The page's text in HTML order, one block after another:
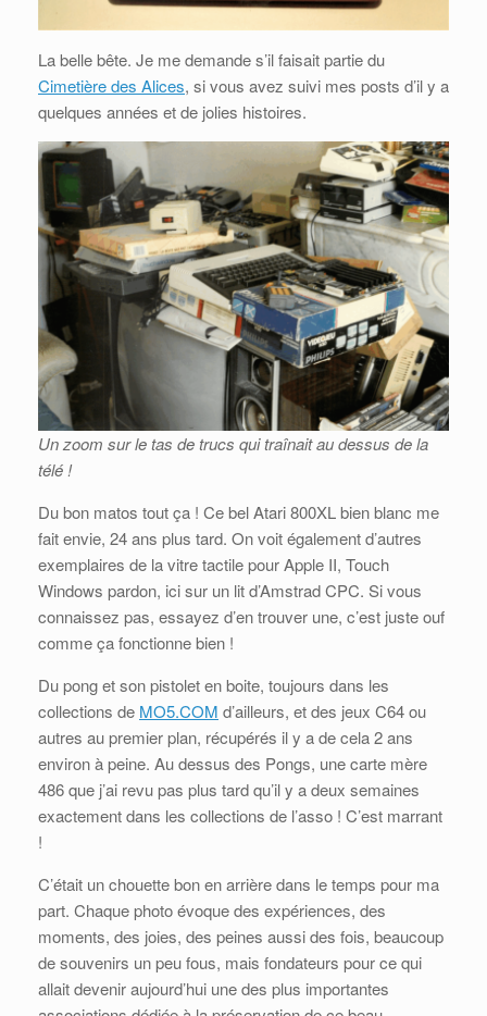
La belle bête. Je me demande s’il faisait partie du
Cimetière des Alices, si vous avez suivi mes posts d’il y a
quelques années et de jolies histoires.
Un zoom sur le tas de trucs qui traînait au dessus de la
télé !
Du bon matos tout ça ! Ce bel Atari 800XL bien blanc me
fait envie, 24 ans plus tard. On voit également d’autres
exemplaires de la vitre tactile pour Apple II, Touch
Windows pardon, ici sur un lit d’Amstrad CPC. Si vous
connaissez pas, essayez d’en trouver une, c’est juste ouf
comme ça fonctionne bien !
Du pong et son pistolet en boite, toujours dans les
collections de MO5.COM d’ailleurs, et des jeux C64 ou
autres au premier plan, récupérés il y a de cela 2 ans
environ à peine. Au dessus des Pongs, une carte mère
486 que j’ai revu pas plus tard qu’il y a deux semaines
exactement dans les collections de l’asso ! C’est marrant
!
C’était un chouette bon en arrière dans le temps pour ma
part. Chaque photo évoque des expériences, des
moments, des joies, des peines aussi des fois, beaucoup
de souvenirs un peu fous, mais fondateurs pour ce qui
allait devenir aujourd’hui une des plus importantes